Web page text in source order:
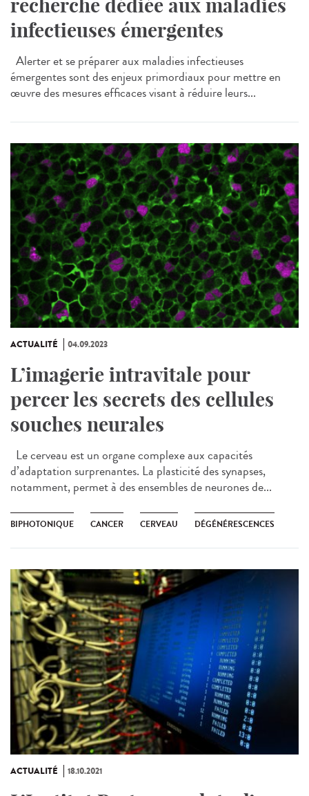
recherche dédiée aux maladies
infectieuses émergentes
Alerter et se préparer aux maladies infectieuses
émergentes sont des enjeux primordiaux pour mettre en
œuvre des mesures efficaces visant à réduire leurs...
ACTUALITÉ 04.09.2023
L’imagerie intravitale pour
percer les secrets des cellules
souches neurales
Le cerveau est un organe complexe aux capacités
d’adaptation surprenantes. La plasticité des synapses,
notamment, permet à des ensembles de neurones de...
BIPHOTONIQUE CANCER CERVEAU DÉGÉNÉRESCENCES
ACTUALITÉ 18.10.2021